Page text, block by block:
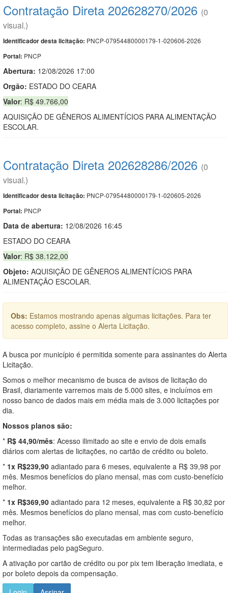
Contratação Direta 202628270/2026 (0
visual.)
Identificador desta licitação: PNCP-07954480000179-1-020606-2026
Portal: PNCP
Abertura: 12/08/2026 17:00
Orgão: ESTADO DO CEARA
Valor: R$ 49.766,00
AQUISIÇÃO DE GÊNEROS ALIMENTÍCIOS PARA ALIMENTAÇÃO
ESCOLAR.
Contratação Direta 202628286/2026 (0
visual.)
Identificador desta licitação: PNCP-07954480000179-1-020605-2026
Portal: PNCP
Data de abertura: 12/08/2026 16:45
ESTADO DO CEARA
Valor: R$ 38.122,00
Objeto: AQUISIÇÃO DE GÊNEROS ALIMENTÍCIOS PARA
ALIMENTAÇÃO ESCOLAR.
Obs: Estamos mostrando apenas algumas licitações. Para ter
acesso completo, assine o Alerta Licitação.
A busca por município é permitida somente para assinantes do Alerta
Licitação.
Somos o melhor mecanismo de busca de avisos de licitação do
Brasil, diariamente varremos mais de 5.000 sites, e incluímos em
nosso banco de dados mais em média mais de 3.000 licitações por
dia.
Nossos planos são:
* R$ 44,90/mês: Acesso ilimitado ao site e envio de dois emails
diários com alertas de licitações, no cartão de crédito ou boleto.
* 1x R$239,90 adiantado para 6 meses, equivalente a R$ 39,98 por
mês. Mesmos benefícios do plano mensal, mas com custo-benefício
melhor.
* 1x R$369,90 adiantado para 12 meses, equivalente a R$ 30,82 por
mês. Mesmos benefícios do plano mensal, mas com custo-benefício
melhor.
Todas as transações são executadas em ambiente seguro,
intermediadas pelo pagSeguro.
A ativação por cartão de crédito ou por pix tem liberação imediata, e
por boleto depois da compensação.